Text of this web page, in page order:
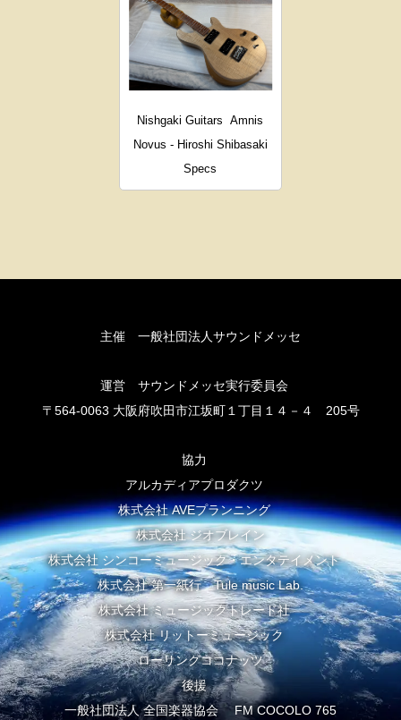
Nishgaki Guitars
Amnis
Novus - Hiroshi Shibasaki
Specs
主催 一般社団法人サウンドメッセ
運営 サウンドメッセ実行委員会
〒564-0063 大阪府吹田市江坂町１丁目１４－４ 205号
協力
アルカディアプロダクツ
株式会社 AVEプランニング
株式会社 ジオブレイン
株式会社 シンコーミュージック・エンタテイメント
株式会社 第一紙行 Tule music Lab.
株式会社 ミュージックトレード社
株式会社 リットーミュージック
ローリングココナッツ
後援
一般社団法人 全国楽器協会 FM COCOLO 765